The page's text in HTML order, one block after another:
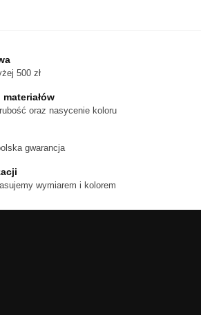
można
wybrać
na
produktu
500 zł
oraz nasycenie koloru
gwarancja
wymiarem i kolorem